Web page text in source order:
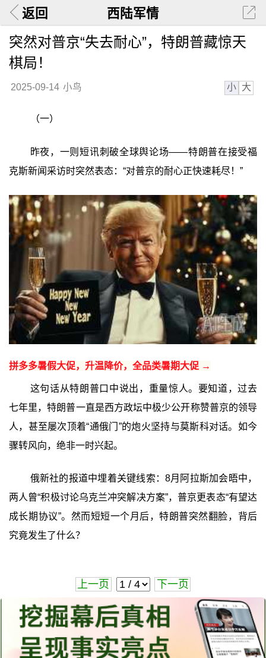
返回 西陆军情
突然对普京“失去耐心”，特朗普藏惊天
棋局！
2025-09-14 小鸟 小 大
（一）
昨夜，一则短讯刺破全球舆论场——特朗普在接受福
克斯新闻采访时突然表态：“对普京的耐心正快速耗尽！”
拼多多暑假大促，升温降价，全品类暑期大促 →
这句话从特朗普口中说出，重量惊人。要知道，过去
七年里，特朗普一直是西方政坛中极少公开称赞普京的领导
人，甚至屡次顶着“通俄门”的炮火坚持与莫斯科对话。如今
骤转风向，绝非一时兴起。
俄新社的报道中埋着关键线索：8月阿拉斯加会晤中，
两人曾“积极讨论乌克兰冲突解决方案”，普京更表态“有望达
成长期协议”。然而短短一个月后，特朗普突然翻脸，背后
究竟发生了什么？
上一页 下一页